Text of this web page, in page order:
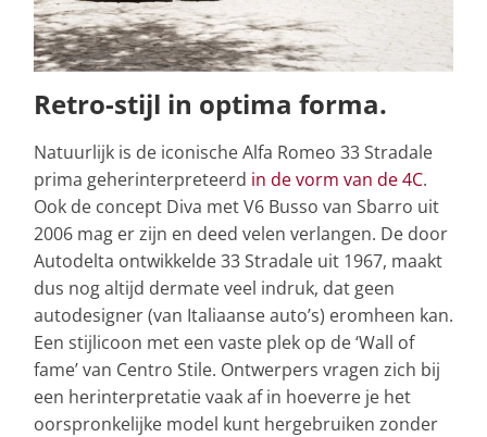
Retro-stijl in optima forma.
Natuurlijk is de iconische Alfa Romeo 33 Stradale
prima geherinterpreteerd in de vorm van de 4C.
Ook de concept Diva met V6 Busso van Sbarro uit
2006 mag er zijn en deed velen verlangen. De door
Autodelta ontwikkelde 33 Stradale uit 1967, maakt
dus nog altijd dermate veel indruk, dat geen
autodesigner (van Italiaanse auto’s) eromheen kan.
Een stijlicoon met een vaste plek op de ‘Wall of
fame’ van Centro Stile. Ontwerpers vragen zich bij
een herinterpretatie vaak af in hoeverre je het
oorspronkelijke model kunt hergebruiken zonder